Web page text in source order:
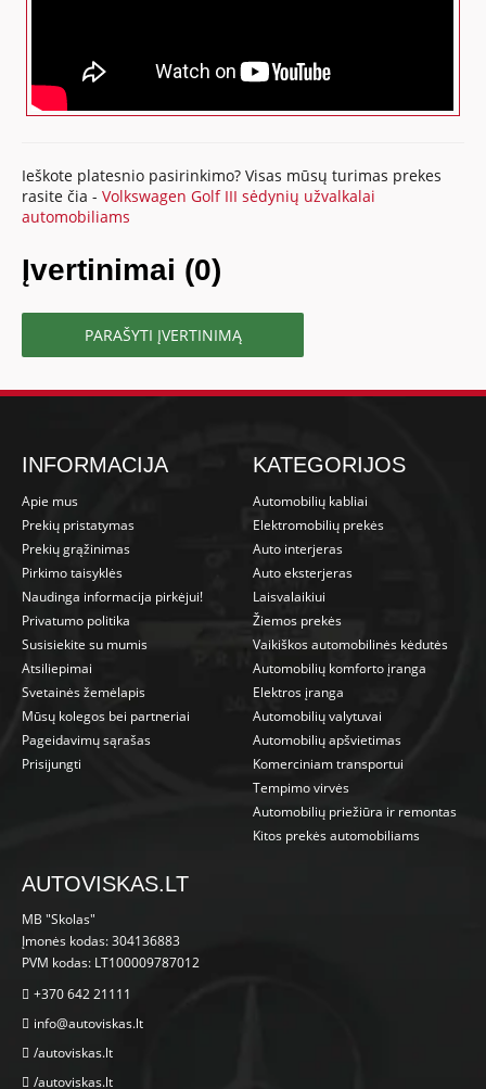
Ieškote platesnio pasirinkimo? Visas mūsų turimas prekes
rasite čia -Volkswagen Golf III sėdynių užvalkalai
automobiliams
Įvertinimai (0)
PARAŠYTI ĮVERTINIMĄ
INFORMACIJA
Apie mus
Prekių pristatymas
Prekių grąžinimas
Pirkimo taisyklės
Naudinga informacija pirkėjui!
Privatumo politika
Susisiekite su mumis
Atsiliepimai
Svetainės žemėlapis
Mūsų kolegos bei partneriai
Pageidavimų sąrašas
Prisijungti
KATEGORIJOS
Automobilių kabliai
Elektromobilių prekės
Auto interjeras
Auto eksterjeras
Laisvalaikiui
Žiemos prekės
Vaikiškos automobilinės kėdutės
Automobilių komforto įranga
Elektros įranga
Automobilių valytuvai
Automobilių apšvietimas
Komerciniam transportui
Tempimo virvės
Automobilių priežiūra ir remontas
Kitos prekės automobiliams
AUTOVISKAS.LT
MB "Skolas"
Įmonės kodas: 304136883
PVM kodas: LT100009787012
+370 642 21111
info@autoviskas.lt
/autoviskas.lt
/autoviskas.lt